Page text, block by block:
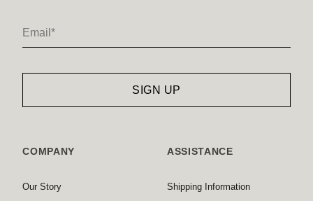
COMPANY
Our Story
ASSISTANCE
Shipping Information